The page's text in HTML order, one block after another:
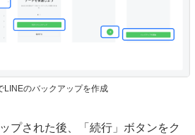
LINEのバックアップを作成
プされた後、「続行」ボタンをク